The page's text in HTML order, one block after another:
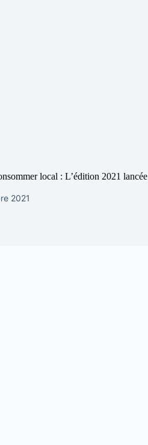
local : L’édition 2021 lancée
2021